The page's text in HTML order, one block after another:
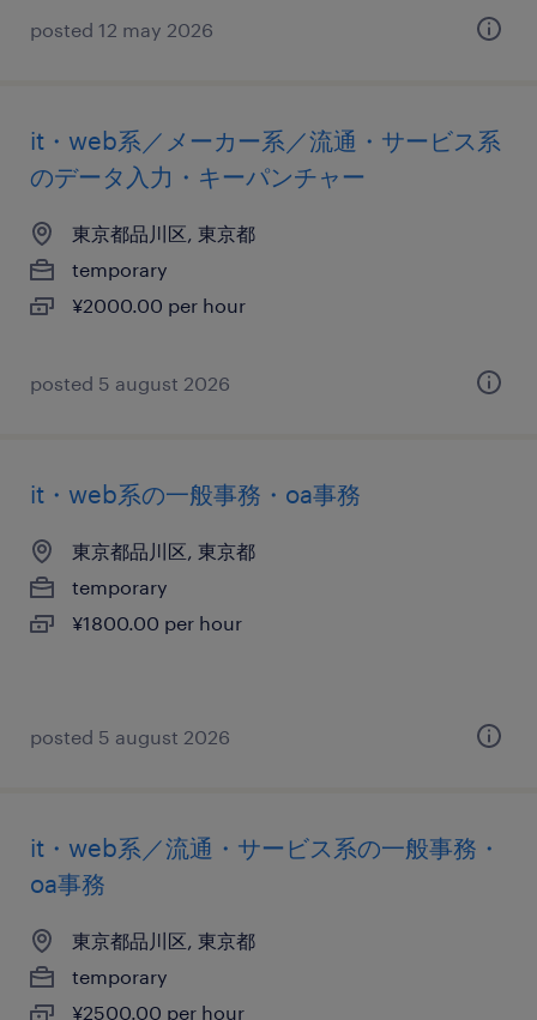
posted 12 may 2026
it・web系／メーカー系／流通・サービス系
のデータ入力・キーパンチャー
東京都品川区, 東京都
temporary
¥2000.00 per hour
posted 5 august 2026
it・web系の一般事務・oa事務
東京都品川区, 東京都
temporary
¥1800.00 per hour
posted 5 august 2026
it・web系／流通・サービス系の一般事務・
oa事務
東京都品川区, 東京都
temporary
¥2500.00 per hour